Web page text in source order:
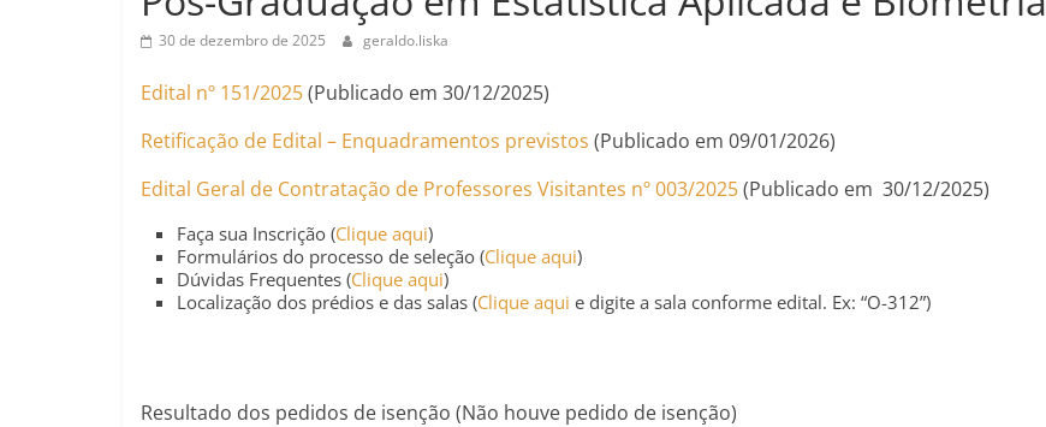
30 de dezembro de 2025 geraldo.liska
Edital nº 151/2025(Publicado em 30/12/2025)
Retificação de Edital – Enquadramentos previstos (Publicado em 09/01/2026)
Edital Geral de Contratação de Professores Visitantes nº 003/2025(Publicado em 30/12/2025)
Faça sua Inscrição (Clique aqui)
Formulários do processo de seleção (Clique aqui)
Dúvidas Frequentes (Clique aqui)
Localização dos prédios e das salas (Clique aqui e digite a sala conforme edital. Ex: “O-312”)
Resultado dos pedidos de isenção (Não houve pedido de isenção)